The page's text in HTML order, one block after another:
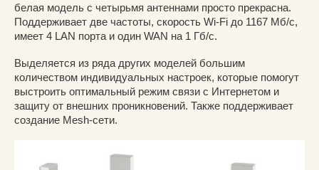
белая модель с четырьмя антеннами просто прекрасна.
Поддерживает две частоты, скорость Wi-Fi до 1167 Мб/с,
имеет 4 LAN порта и один WAN на 1 Гб/с.
Выделяется из ряда других моделей большим
количеством индивидуальных настроек, которые помогут
выстроить оптимальный режим связи с Интернетом и
защиту от внешних проникновений. Также поддерживает
создание Mesh-cети.